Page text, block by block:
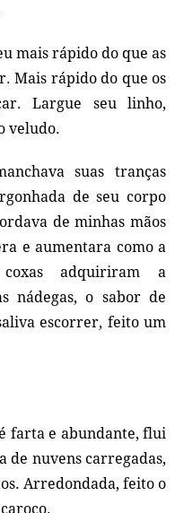
mais rápido do que as
Mais rápido do que os
Largue seu linho,
veludo.
suas tranças
de seu corpo
de minhas mãos
e aumentara como a
coxas adquiriram a
nádegas, o sabor de
escorrer, feito um
farta e abundante, flui
de nuvens carregadas,
Arredondada, feito o